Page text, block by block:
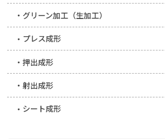
グリーン加工（生加工）
プレス成形
押出成形
射出成形
シート成形